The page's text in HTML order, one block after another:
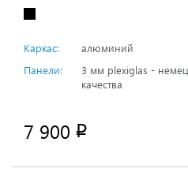
Каркас:
алюминий
Панели:
3 мм plexiglas -
качества
7 900 p